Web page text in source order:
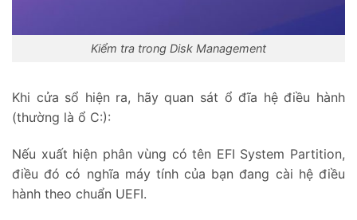
Kiểm tra trong Disk Management
Khi cửa sổ hiện ra, hãy quan sát ổ đĩa hệ điều hành
(thường là ổ C:):
Nếu xuất hiện phân vùng có tên EFI System Partition,
điều đó có nghĩa máy tính của bạn đang cài hệ điều
hành theo chuẩn UEFI.